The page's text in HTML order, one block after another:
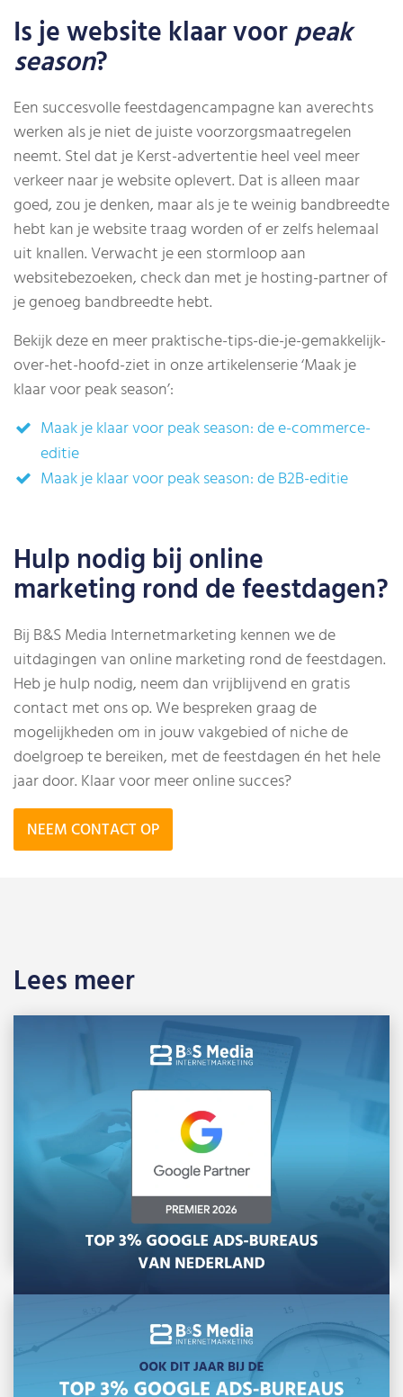
Is je website klaar voorpeak
season?
Een succesvolle feestdagencampagne kan averechts
werken als je niet de juiste voorzorgsmaatregelen
neemt. Stel dat je Kerst-advertentie heel veel meer
verkeer naar je website oplevert. Dat is alleen maar
goed, zou je denken, maar als je te weinig bandbreedte
hebt kan je website traag worden of er zelfs helemaal
uit knallen. Verwacht je een stormloop aan
websitebezoeken, check dan met je hosting-partner of
je genoeg bandbreedte hebt.
Bekijk deze en meer praktische-tips-die-je-gemakkelijk-
over-het-hoofd-ziet in onze artikelenserie ‘Maak je
klaar voor peak season’:
Maak je klaar voor peak season: de e-commerce-
editie
Maak je klaar voor peak season: de B2B-editie
Hulp nodig bij online
marketing rond de feestdagen?
Bij B&S Media Internetmarketing kennen we de
uitdagingen van online marketing rond de feestdagen.
Heb je hulp nodig, neem dan vrijblijvend en gratis
contact met ons op. We bespreken graag de
mogelijkheden om in jouw vakgebied of niche de
doelgroep te bereiken, met de feestdagen én het hele
jaar door. Klaar voor meer online succes?
NEEM CONTACT OP
Lees meer
B&S Media is Google Premier Partner 2026
Net als voorgaande jaren behoort ons team in
2026 tot de beste 3% Google […]